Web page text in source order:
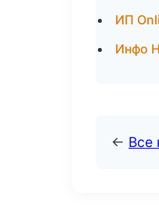
ИП
Инфо
← Все